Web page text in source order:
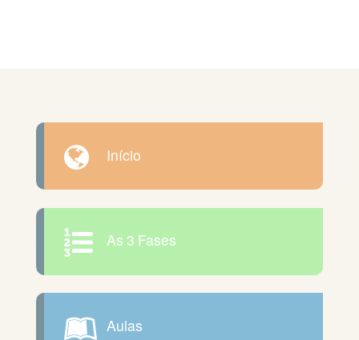
Início
As 3 Fases
Aulas